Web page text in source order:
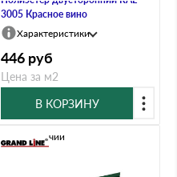
3005 Красное вино
Характеристики
446 руб
Цена за м2
В КОРЗИНУ
В наличии